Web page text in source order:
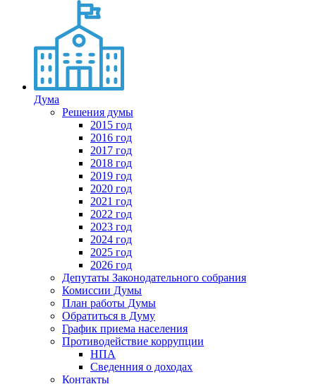
Дума
Решения думы
2015 год
2016 год
2017 год
2018 год
2019 год
2020 год
2021 год
2022 год
2023 год
2024 год
2025 год
2026 год
Депутаты Законодательного собрания
Комиссии Думы
План работы Думы
Обратиться в Думу
График приема населения
Противодействие коррупции
НПА
Сведенния о доходах
Контакты